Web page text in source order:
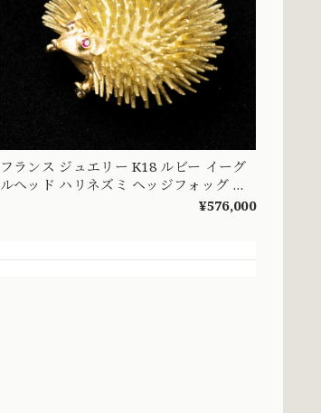
フランス ジュエリー K18 ルビー イーグ
ルヘッド ハリネズミ ヘッジフォッグ ア
ニマル モチーフ ブローチ MOBR00038
¥576,000